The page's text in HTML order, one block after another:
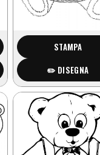
STAMPA
✏️ DISEGNA